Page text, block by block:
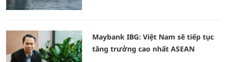
Maybank IBG: Việt Nam sẽ tiếp tục
tăng trưởng cao nhất ASEAN